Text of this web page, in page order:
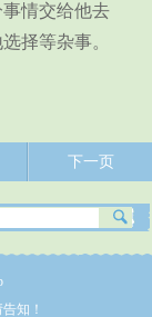
情交给他去
择等杂事。
下一页
知！